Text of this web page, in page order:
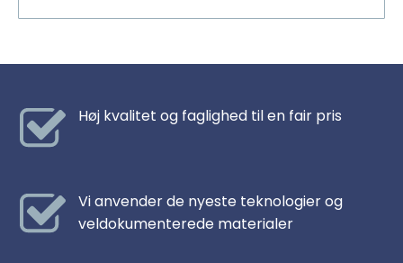
Høj kvalitet og faglighed til en fair pris
Vi anvender de nyeste teknologier og
veldokumenterede materialer